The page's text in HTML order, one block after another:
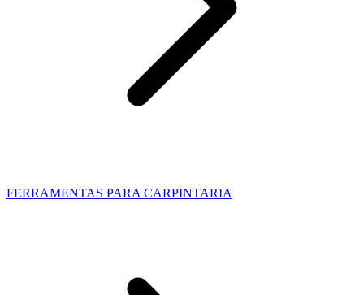
FERRAMENTAS PARA CARPINTARIA